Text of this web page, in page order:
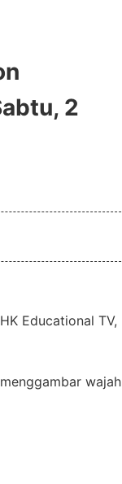
2
Educational TV,
wajah